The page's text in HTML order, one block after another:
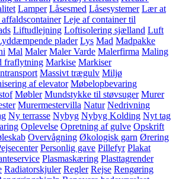
Lamper Låsesmed Låsesystemer Lær at
Leje af container til
Liftudlejning Loftisolering sjælland Luft
plader Lys Mad Madpakke
Mal Maler Maler Varde Malerfirma Maling
fraflytning Markise Markiser
Massivt trægulv Miljø
af elevator Møbelopbevaring
Møbler Mundstykke til støvsuger Murer
Murermestervilla Natur Nedrivning
Ny terrasse Nybyg Nybyg Kolding Nyt tag
Oplevelse Opretning af gulve Opskrift
Overvågning Økologisk garn Ørering
Personlig gave Pillefyr Plakat
Plasmaskæring Plasttagrender
Radiatorskjuler Regler Rejse Rengøring